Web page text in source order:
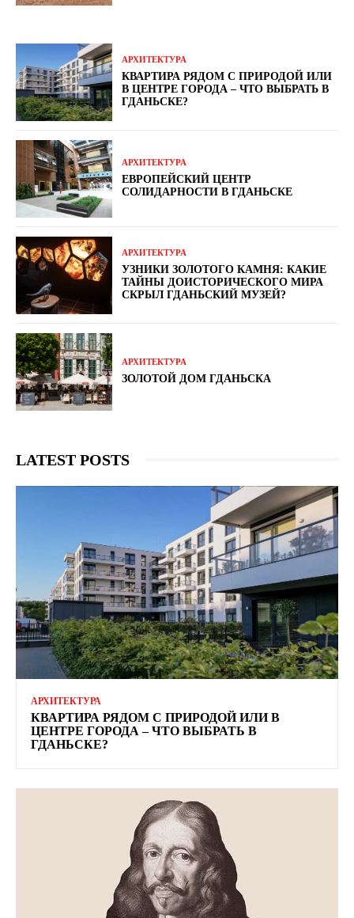
АРХИТЕКТУРА
КВАРТИРА РЯДОМ С ПРИРОДОЙ ИЛИ
В ЦЕНТРЕ ГОРОДА – ЧТО ВЫБРАТЬ В
ГДАНЬСКЕ?
АРХИТЕКТУРА
ЕВРОПЕЙСКИЙ ЦЕНТР
СОЛИДАРНОСТИ В ГДАНЬСКЕ
АРХИТЕКТУРА
УЗНИКИ ЗОЛОТОГО КАМНЯ: КАКИЕ
ТАЙНЫ ДОИСТОРИЧЕСКОГО МИРА
СКРЫЛ ГДАНЬСКИЙ МУЗЕЙ?
АРХИТЕКТУРА
ЗОЛОТОЙ ДОМ ГДАНЬСКА
LATEST POSTS
АРХИТЕКТУРА
КВАРТИРА РЯДОМ С ПРИРОДОЙ ИЛИ В
ЦЕНТРЕ ГОРОДА – ЧТО ВЫБРАТЬ В
ГДАНЬСКЕ?